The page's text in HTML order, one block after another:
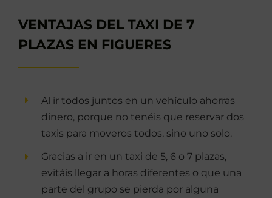
VENTAJAS DEL TAXI DE 7
PLAZAS EN FIGUERES
Al ir todos juntos en un vehículo ahorras
dinero, porque no tenéis que reservar dos
taxis para moveros todos, sino uno solo.
Gracias a ir en un taxi de 5, 6 o 7 plazas,
evitáis llegar a horas diferentes o que una
parte del grupo se pierda por alguna